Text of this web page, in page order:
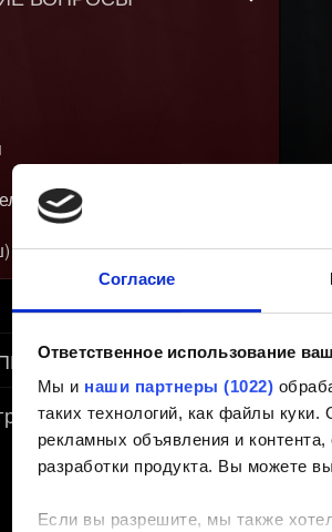
Согласие
Ответственное использование
Мы и наши партнеры (1022)
таких технологий, как файлы
рекламных объявления и
разработки продукта. Вы можете
Если вы разрешите, мы также
«Ведьмак 3»